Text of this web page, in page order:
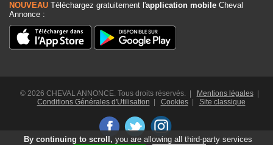
NOUVEAU Téléchargez gratuitement l'application mobile Cheval
Annonce :
© 2026 CHEVAL ANNONCE. Tous droits réservés. | Mentions légales|
Conditions Générales d'Utilisation
Cookies| Site classique
By continuing to scroll, you are allowing all third-party services